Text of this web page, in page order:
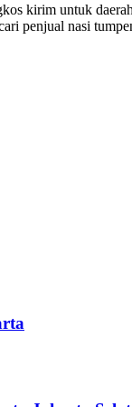
kirim untuk
penjual nasi